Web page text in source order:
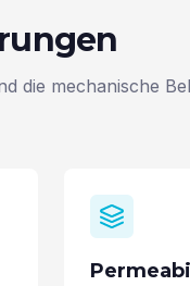
die mechanische